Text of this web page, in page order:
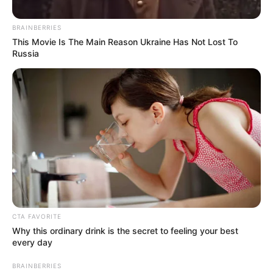
AFP
Selección Colombia 2021.
Por: Daniel Zabala
Septiembre 1, 2021
BRAINBERRIES
This Movie Is The Main Reason Ukraine Has Not Lost To
Russia
CTA FAVORITE
Why this ordinary drink is the secret to feeling your best
every day
BRAINBERRIES